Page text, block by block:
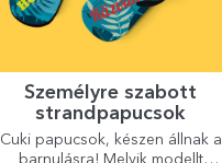
Személyre szabott
strandpapucsok
Cuki papucsok, készen állnak a
barnulásra! Melyik modellt